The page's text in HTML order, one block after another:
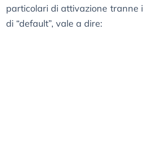
particolari di attivazione tranne i
di “default”, vale a dire: